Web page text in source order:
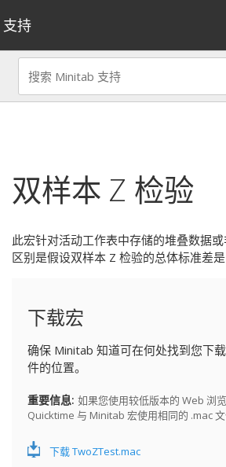
支持
双样本 Z 检验
此宏针对活动工作表中存储的堆叠数据
区别是假设双样本 Z 检验的总体标准差是
下载宏
确保 Minitab 知道可在何处找到您下
件的位置。
重要信息 如果您使用较低版本的 Web 浏
Quicktime 与 Minitab 宏使用相同的 .mac
下载 TwoZTest.mac